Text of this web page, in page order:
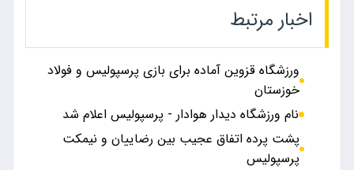
اخبار مرتبط
ورزشگاه قزوین آماده برای بازی پرسپولیس و فولاد
خوزستان
نام ورزشگاه دیدار هوادار - پرسپولیس اعلام شد
پشت پرده اتفاق عجیب بین رضاییان و نیمکت
پرسپولیس